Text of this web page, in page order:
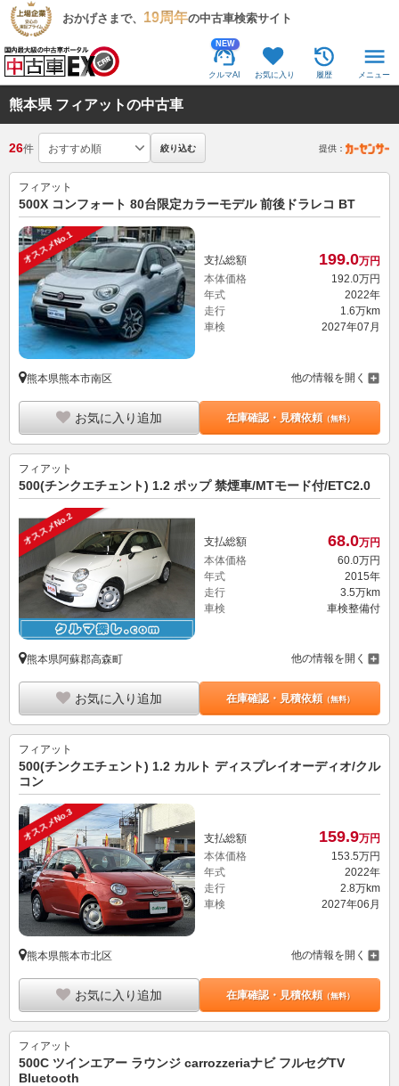
おかげさまで、 19周年の中古車検索サイト
NEW
クルマAI お気に入り 履歴 メニュー
熊本県 フィアットの中古車
26件 絞り込む 提供：
フィアット
500X コンフォート 80台限定カラーモデル 前後ドラレコ BT
オススメNo.1 支払総額 199.0万円
本体価格
192.0万円
年式
2022年
走行
1.6万km
車検
2027年07月
熊本県熊本市南区 他の情報を開く
お気に入り追加 在庫確認・見積依頼（無料）
フィアット
500(チンクエチェント) 1.2 ポップ 禁煙車/MTモード付/ETC2.0
オススメNo.2 支払総額 68.0万円
本体価格
60. 0万円
年式
2015年
走行
3.5万km
車検
車検整備付
熊本県阿蘇郡高森町 他の情報を開く
お気に入り追加 在庫確認・見積依頼（無料）
フィアット
500(チンクエチェント) 1.2 カルト ディスプレイオーディオ/クル
コン
オススメNo.3 支払総額 159.9万円
本体価格
153.5万円
年式
2022年
走行
2.8万km
車検
2027年06月
熊本県熊本市北区 他の情報を開く
お気に入り追加 在庫確認・見積依頼（無料）
フィアット
500C ツインエアー ラウンジ carrozzeriaナビ フルセグTV
Bluetooth